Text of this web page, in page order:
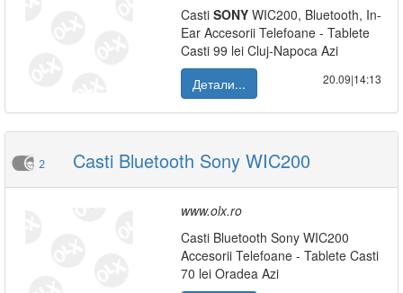
Casti SONY WIC200, Bluetooth, In-
Ear Accesorii Telefoane - Tablete
Casti 99 lei Cluj-Napoca Azi
Детали...
20.09|14:13
2 Casti Bluetooth Sony WIC200
www.olx.ro
Casti Bluetooth Sony WIC200
Accesorii Telefoane - Tablete Casti
70 lei Oradea Azi